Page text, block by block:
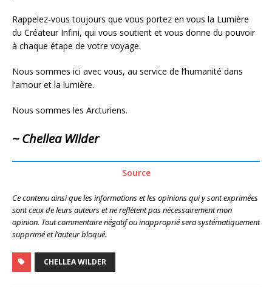
Rappelez-vous toujours que vous portez en vous la Lumière
du Créateur Infini, qui vous soutient et vous donne du pouvoir
à chaque étape de votre voyage.
Nous sommes ici avec vous, au service de l’humanité dans
l’amour et la lumière.
Nous sommes les Arcturiens.
~ Chellea Wilder
Source
Ce contenu ainsi que les informations et les opinions qui y sont exprimées
sont ceux de leurs auteurs et ne reflètent pas nécessairement mon
opinion. Tout commentaire négatif ou inapproprié sera systématiquement
supprimé et l’auteur bloqué.
CHELLEA WILDER